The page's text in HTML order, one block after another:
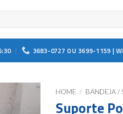
3683-0727 OU 3699-1159 |
HOME / BANDEJA /
Suporte